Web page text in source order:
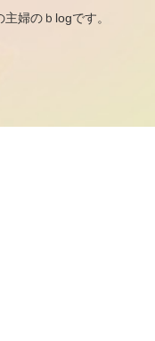
りの主婦の